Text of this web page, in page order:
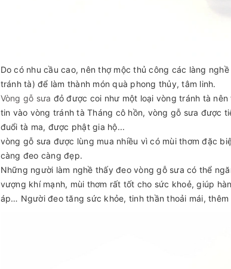
Do có nhu cầu cao, nên thợ mộc thủ công các làng
tránh tà) để làm thành món quà phong thủy, tâm linh.
Vòng gỗ sưa đỏ được coi như một loại vòng tránh tà
tin vào vòng tránh tà Tháng cô hồn, vòng gỗ sưa được
đuổi tà ma, được phật gia hộ...
vòng gỗ sưa được lùng mua nhiều vì có mùi thơm đặc
càng đeo càng đẹp.
Những người làm nghề thấy đeo vòng gỗ sưa có thể
vượng khí mạnh, mùi thơm rất tốt cho sức khoẻ, giúp
áp… Người đeo tăng sức khỏe, tinh thần thoải mái,